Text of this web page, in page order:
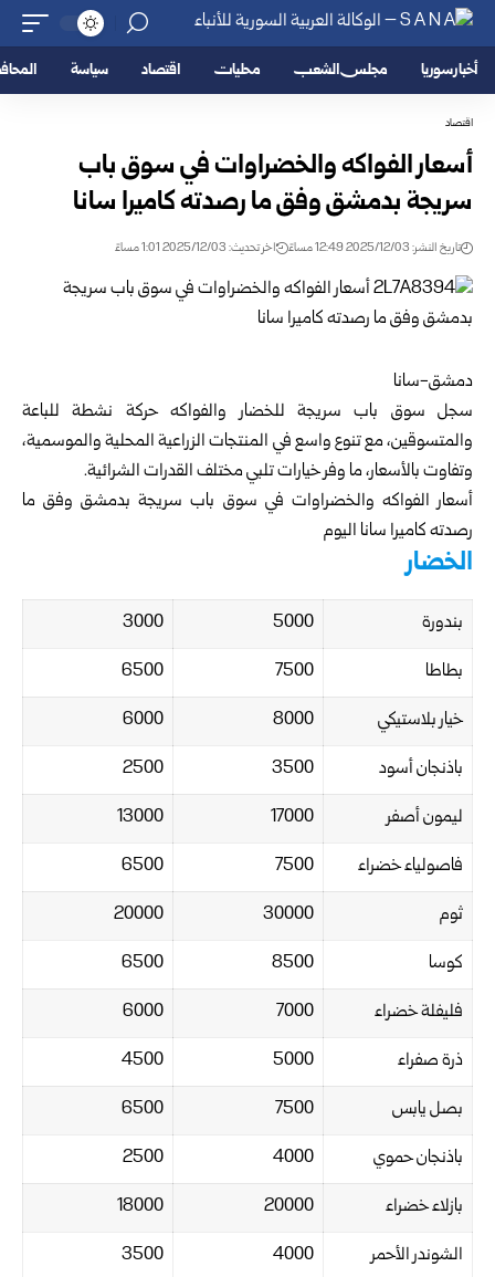
أخبار سوريا مجلس الشعب محليات اقتصاد سياسة
اقتصاد
أسعار الفواكه والخضراوات في سوق باب
سريجة بدمشق وفق ما رصدته كاميرا سانا
تاريخ النشر: 2025/12/03 12:49 مساءً اخر تحديث: 2025/12/03 1:01 مساءً
دمشق-سانا
سجل سوق باب سريجة للخضار والفواكه حركة نشطة للباعة
والمتسوقين، مع تنوع واسع في المنتجات الزراعية المحلية والموسمية،
وتفاوت بالأسعار، ما وفر خيارات تلبي مختلف القدرات الشرائية.
أسعار الفواكه والخضراوات في سوق باب سريجة بدمشق وفق ما
رصدته كاميرا سانا اليوم
الخضار
بندورة 5000
3000
بطاطا
7500
6500
خيار بلاستيكي
8000
6000
باذنجان أسود
3500
2500
ليمون أصفر
17000
13000
فاصولياء خضراء
7500
6500
ثوم
30000
20000
كوسا
8500
6500
فليفلة خضراء
7000
6000
ذرة صفراء
5000
4500
بصل يابس
7500
6500
باذنجان حموي
4000
2500
بازلاء خضراء
20000
18000
الشوندر الأحمر
4000
3500